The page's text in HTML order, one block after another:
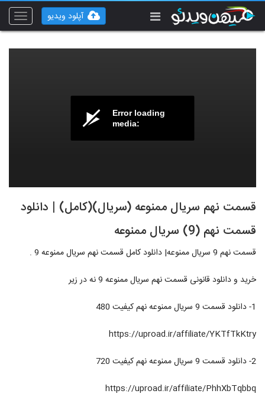
Toggle
آپلود ویدیو
Error loading
media:
قسمت نهم سریال ممنوعه (سریال)(کامل) | دانلود
قسمت نهم (9) سریال ممنوعه
قسمت نهم 9 سریال ممنوعه| دانلود کامل قسمت نهم سریال ممنوعه 9 .
خرید و دانلود قانونی قسمت نهم سریال ممنوعه 9 نه در زیر
1- دانلود قسمت 9 سریال ممنوعه نهم کیفیت 480
https://uproad.ir/affiliate/YKTfTkKtry
2- دانلود قسمت 9 سریال ممنوعه نهم کیفیت 720
https://uproad.ir/affiliate/PhhXbTqbbq